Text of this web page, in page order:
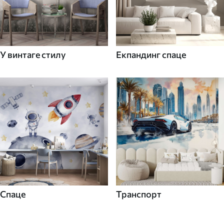
У винтаге стилу Екпандинг спаце
Спаце Транспорт